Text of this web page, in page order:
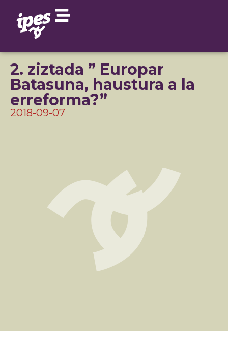
2. ziztada ” Europar
Batasuna, haustura a la
erreforma?”
2018-09-07